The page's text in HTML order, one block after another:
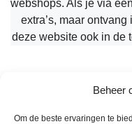
Beheer
Om de beste ervaringen te
webshops. Als je via
extra’s, maar
deze website ook in de